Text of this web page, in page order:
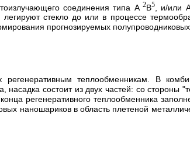
соединения типа А 2В5 , и/или
стекло до или в процессе
прогнозируемых
теплообменникам. В
состоит из двух частей: со стороны
регенеративного теплообменника
наношариков в область плетеной